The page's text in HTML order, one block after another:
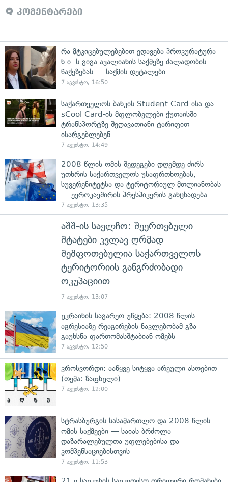
კომენტარები
რა მტკიცებულებებით ედავება პროკურატურა
ნ.ი.-ს გიგა ავალიანის საქმეზე ძალადობის
წაქეზებას — საქმის დეტალები
7 აგვისტო, 16:50
საქართველოს ბანკის Student Card-ისა და
sCool Card-ის მფლობელები ქუთაისში
ტრანსპორტზე შეღავათიანი ტარიფით
ისარგებლებენ
7 აგვისტო, 14:49
2008 წლის ომის შედეგები დღემდე ძირს
უთხრის საქართველოს უსაფრთხოებას,
სუვერენიტეტსა და ტერიტორიულ მთლიანობას
— ევროკავშირის პრესპიკერის განცხადება
7 აგვისტო, 13:35
აშშ-ის საელჩო: შეერთებული
შტატები კვლავ ღრმად
შეშფოთებულია საქართველოს
ტერიტორიის განგრძობადი
ოკუპაციით
7 აგვისტო, 13:07
უკრაინის საგარეო უწყება: 2008 წლის
აგრესიაზე რეაგირების ნაკლებობამ გზა
გაუხსნა ფართომასშტაბიან ომებს
7 აგვისტო, 12:50
კროსვორდი: ააწყვე სიტყვა არეული ასოებით
(თემა: ზაფხული)
7 აგვისტო, 12:00
სტრასბურგის სასამართლო და 2008 წლის
ომის საქმეები — საიას ბრძოლა
დაზარალებულთა უფლებებისა და
კომპენსაციებისთვის
7 აგვისტო, 11:53